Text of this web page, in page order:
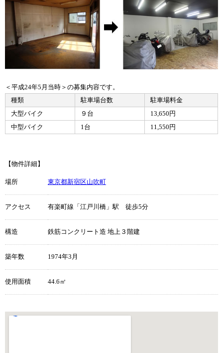
＜平成24年5月当時＞の募集内容です。
種類
駐車場台数
駐車場料金
大型バイク
９台
13,650円
中型バイク
1台 11,550円
【物件詳細】
場所 東京都新宿区山吹町
アクセス 有楽町線「江戸川橋」駅 徒歩5分
構造 鉄筋コンクリート造 地上３階建
築年数 1974年3月
使用面積 44.6㎡